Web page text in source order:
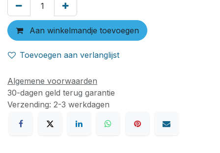
Aan winkelmandje toevoegen
Toevoegen aan verlanglijst
Algemene voorwaarden
30-dagen geld terug garantie
Verzending: 2-3 werkdagen